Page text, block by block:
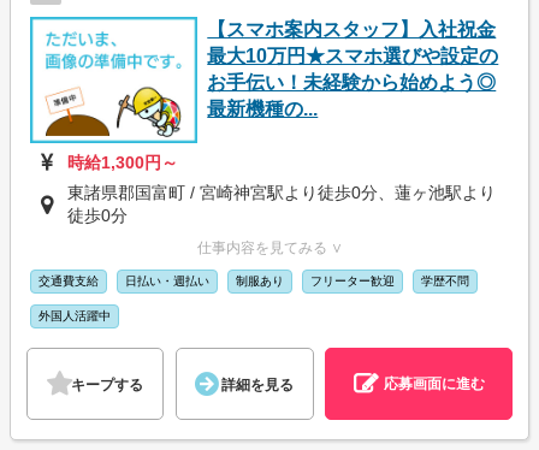
【スマホ案内スタッフ】入社祝金
最大10万円★スマホ選びや設定の
お手伝い！未経験から始めよう◎
最新機種の...
時給1,300円～
東諸県郡国富町 / 宮崎神宮駅より徒歩0分、蓮ヶ池駅より
徒歩0分
仕事内容を見てみる ∨
交通費支給 日払い・週払い 制服あり フリーター歓迎 学歴不問
外国人活躍中
キープする 詳細を見る 応募画面に進む